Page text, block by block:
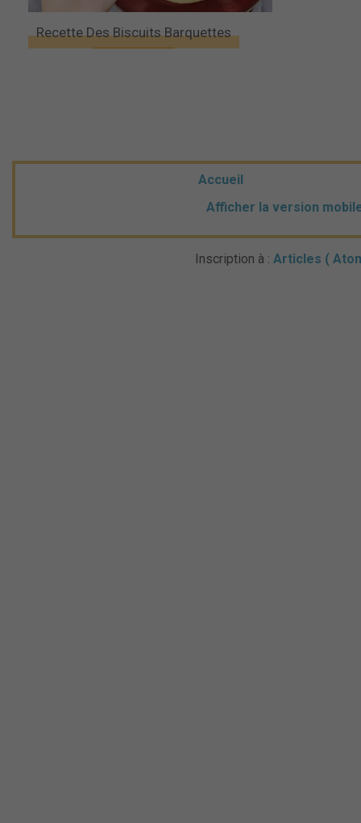
Recette Des Biscuits Barquettes
Accueil
Afficher la version
Inscription à :Articles (